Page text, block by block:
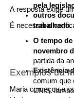
pela
outros
trabalhado.
A resposta exige
É necessário
O tempo
novembro
partida da
Existência
comum que
Exemplos da
Maria começou a